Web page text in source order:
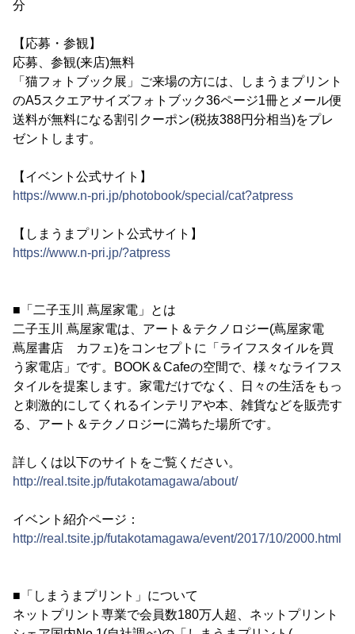
分
【応募・参観】
応募、参観(来店)無料
「猫フォトブック展」ご来場の方には、しまうまプリント
のA5スクエアサイズフォトブック36ページ1冊とメール便
送料が無料になる割引クーポン(税抜388円分相当)をプレ
ゼントします。
【イベント公式サイト】
https://www.n-pri.jp/photobook/special/cat?atpress
【しまうまプリント公式サイト】
https://www.n-pri.jp/?atpress
■「二子玉川 蔦屋家電」とは
二子玉川 蔦屋家電は、アート＆テクノロジー(蔦屋家電
蔦屋書店 カフェ)をコンセプトに「ライフスタイルを買
う家電店」です。BOOK＆Cafeの空間で、様々なライフス
タイルを提案します。家電だけでなく、日々の生活をもっ
と刺激的にしてくれるインテリアや本、雑貨などを販売す
る、アート＆テクノロジーに満ちた場所です。
詳しくは以下のサイトをご覧ください。
http://real.tsite.jp/futakotamagawa/about/
イベント紹介ページ：
http://real.tsite.jp/futakotamagawa/event/2017/10/2000.html
■「しまうまプリント」について
ネットプリント専業で会員数180万人超、ネットプリント